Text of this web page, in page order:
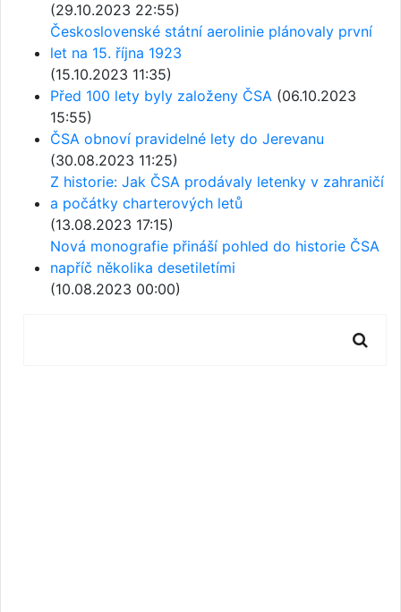
(29.10.2023 22:55)
Československé státní aerolinie plánovaly první
let na 15. října 1923
(15.10.2023 11:35)
Před 100 lety byly založeny ČSA (06.10.2023
15:55)
ČSA obnoví pravidelné lety do Jerevanu
(30.08.2023 11:25)
Z historie: Jak ČSA prodávaly letenky v zahraničí
a počátky charterových letů
(13.08.2023 17:15)
Nová monografie přináší pohled do historie ČSA
napříč několika desetiletími
(10.08.2023 00:00)